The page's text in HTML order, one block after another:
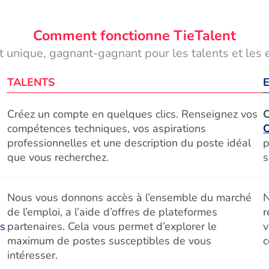
Comment fonctionne TieTalent
unique, gagnant-gagnant pour les talents et les
TALENTS
Créez un compte en quelques clics. Renseignez vos
compétences techniques, vos aspirations
professionnelles et une description du poste idéal
que vous recherchez.
Nous vous donnons accès à l’ensemble du marché
de l’emploi, a l’aide d’offres de plateformes
partenaires. Cela vous permet d’explorer le
maximum de postes susceptibles de vous
intéresser.